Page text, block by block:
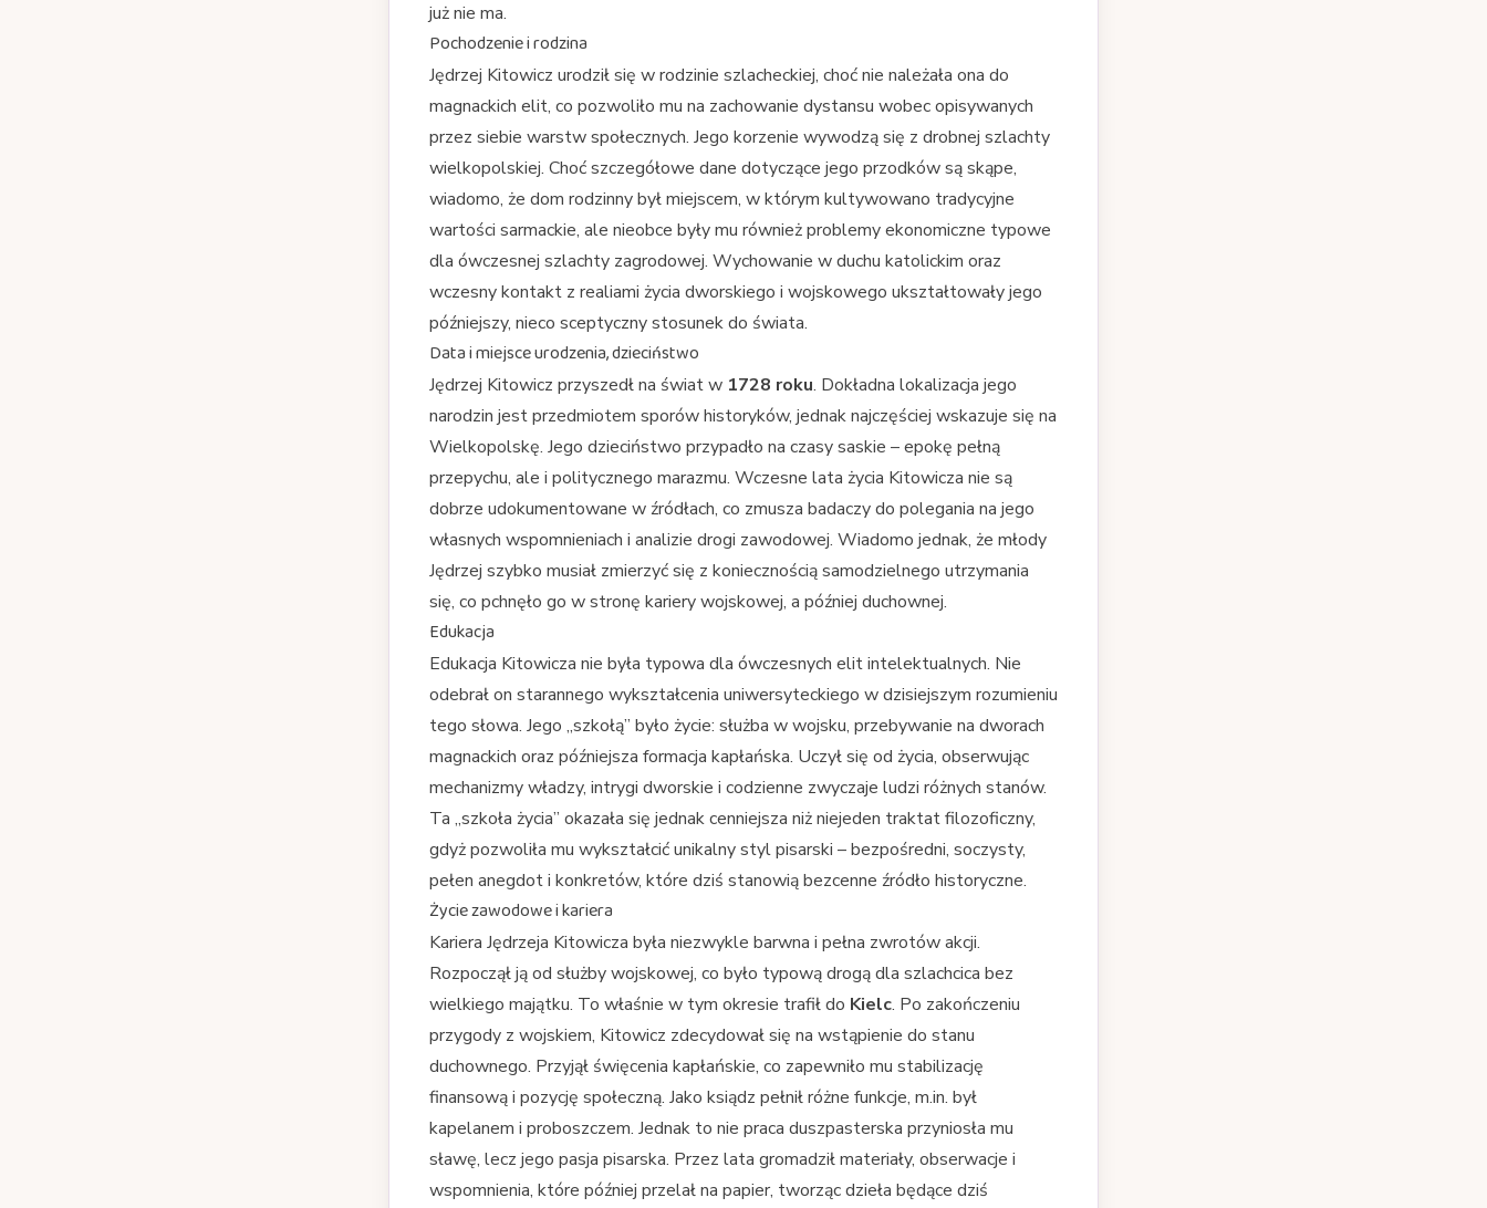
już nie ma.
Pochodzenie i rodzina
Jędrzej Kitowicz urodził się w rodzinie szlacheckiej, choć nie należała ona do
magnackich elit, co pozwoliło mu na zachowanie dystansu wobec opisywanych
przez siebie warstw społecznych. Jego korzenie wywodzą się z drobnej szlachty
wielkopolskiej. Choć szczegółowe dane dotyczące jego przodków są skąpe,
wiadomo, że dom rodzinny był miejscem, w którym kultywowano tradycyjne
wartości sarmackie, ale nieobce były mu również problemy ekonomiczne typowe
dla ówczesnej szlachty zagrodowej. Wychowanie w duchu katolickim oraz
wczesny kontakt z realiami życia dworskiego i wojskowego ukształtowały jego
późniejszy, nieco sceptyczny stosunek do świata.
Data i miejsce urodzenia, dzieciństwo
Jędrzej Kitowicz przyszedł na świat w 1728 roku. Dokładna lokalizacja jego
narodzin jest przedmiotem sporów historyków, jednak najczęściej wskazuje się na
Wielkopolskę. Jego dzieciństwo przypadło na czasy saskie – epokę pełną
przepychu, ale i politycznego marazmu. Wczesne lata życia Kitowicza nie są
dobrze udokumentowane w źródłach, co zmusza badaczy do polegania na jego
własnych wspomnieniach i analizie drogi zawodowej. Wiadomo jednak, że młody
Jędrzej szybko musiał zmierzyć się z koniecznością samodzielnego utrzymania
się, co pchnęło go w stronę kariery wojskowej, a później duchownej.
Edukacja
Edukacja Kitowicza nie była typowa dla ówczesnych elit intelektualnych. Nie
odebrał on starannego wykształcenia uniwersyteckiego w dzisiejszym rozumieniu
tego słowa. Jego „szkołą” było życie: służba w wojsku, przebywanie na dworach
magnackich oraz późniejsza formacja kapłańska. Uczył się od życia, obserwując
mechanizmy władzy, intrygi dworskie i codzienne zwyczaje ludzi różnych stanów.
Ta „szkoła życia” okazała się jednak cenniejsza niż niejeden traktat filozoficzny,
gdyż pozwoliła mu wykształcić unikalny styl pisarski – bezpośredni, soczysty,
pełen anegdot i konkretów, które dziś stanowią bezcenne źródło historyczne.
Życie zawodowe i kariera
Kariera Jędrzeja Kitowicza była niezwykle barwna i pełna zwrotów akcji.
Rozpoczął ją od służby wojskowej, co było typową drogą dla szlachcica bez
wielkiego majątku. To właśnie w tym okresie trafił do Kielc. Po zakończeniu
przygody z wojskiem, Kitowicz zdecydował się na wstąpienie do stanu
duchownego. Przyjął święcenia kapłańskie, co zapewniło mu stabilizację
finansową i pozycję społeczną. Jako ksiądz pełnił różne funkcje, m.in. był
kapelanem i proboszczem. Jednak to nie praca duszpasterska przyniosła mu
sławę, lecz jego pasja pisarska. Przez lata gromadził materiały, obserwacje i
wspomnienia, które później przelał na papier, tworząc dzieła będące dziś